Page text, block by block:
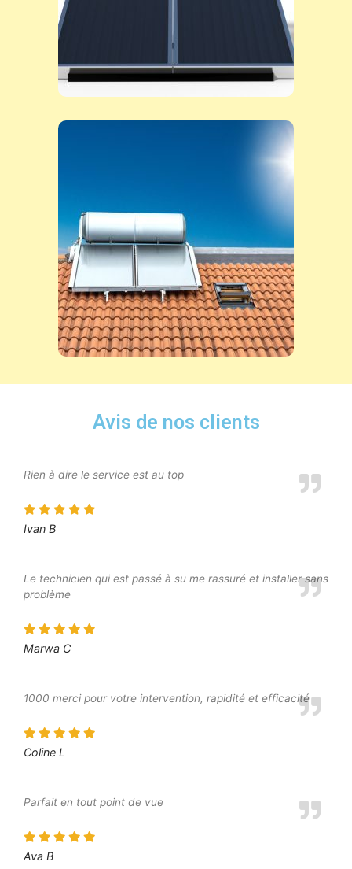
Avis de nos clients
Rien à dire le service est au top
Ivan B
Le technicien qui est passé à su me rassuré et installer sans
problème
Marwa C
1000 merci pour votre intervention, rapidité et efficacité
Coline L
Parfait en tout point de vue
Ava B